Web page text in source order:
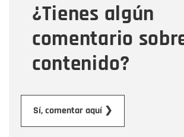
¿Tienes algún
comentario
contenido?
Sí, comentar aquí ❯
Mensaje